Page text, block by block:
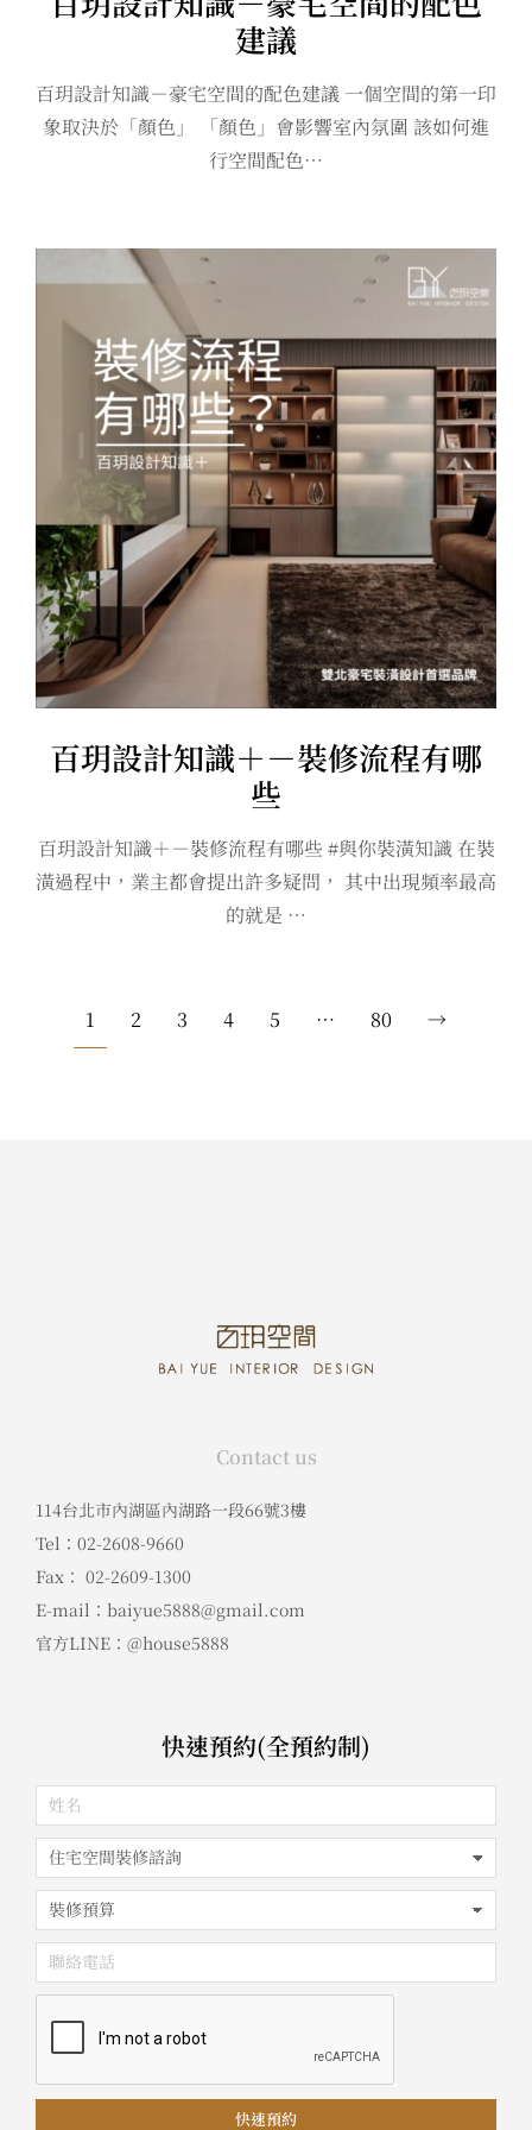
建議
百玥設計知識－豪宅空間的配色建議 一個空間的第一印
象取決於「顏色」 「顏色」會影響室內氛圍 該如何進
行空間配色…
百玥設計知識＋－裝修流程有哪
些
百玥設計知識＋－裝修流程有哪些 #與你裝潢知識 在裝
潢過程中，業主都會提出許多疑問， 其中出現頻率最高
的就是 …
1 2 3 4 5 … 80 →
Contact us
114台北市內湖區內湖路一段66號3樓
Tel：02-2608-9660
Fax： 02-2609-1300
E-mail：baiyue5888@gmail.com
官方LINE：@house5888
快速預約(全預約制)
快速預約